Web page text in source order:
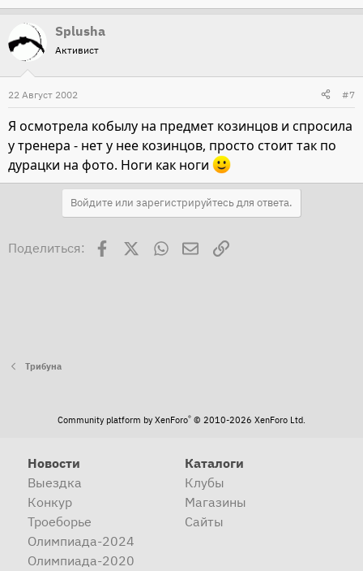
Splusha
Активист
22 Август 2002 #7
Я осмотрела кобылу на предмет козинцов и спросила
у тренера - нет у нее козинцов, просто стоит так по
дурацки на фото. Ноги как ноги
Войдите или зарегистрируйтесь для ответа.
Поделиться: Facebook WhatsAppЭлектронная почта
Ссылка
Трибуна
Community platform by XenForo® © 2010-2026 XenForo Ltd.
Новости
Выездка
Конкур
Троеборье
Олимпиада-2024
Олимпиада-2020
Каталоги
Клубы
Магазины
Сайты